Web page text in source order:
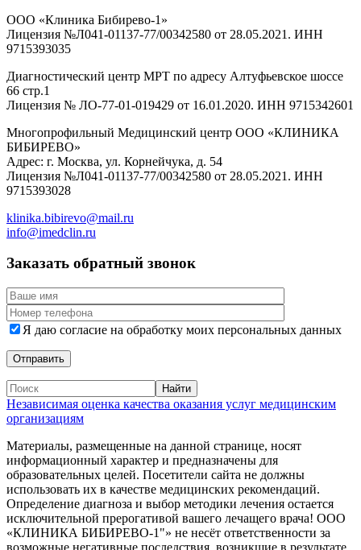
ООО «Клиника Бибирево-1»
Лицензия №Л041-01137-77/00342580 от 28.05.2021. ИНН
9715393035
Диагностический центр МРТ по адресу Алтуфьевское шоссе
66 стр.1
Лицензия № ЛО-77-01-019429 от 16.01.2020. ИНН 9715342601
Многопрофильный Медицинский центр ООО «КЛИНИКА
БИБИРЕВО»
Адрес: г. Москва, ул. Корнейчука, д. 54
Лицензия №Л041-01137-77/00342580 от 28.05.2021. ИНН
9715393028
klinika.bibirevo@mail.ru
info@imedclin.ru
Заказать обратный звонок
Я даю согласие на обработку моих персональных данных
Независимая оценка качества оказания услуг медицинским
организациям
Материалы, размещенные на данной странице, носят
информационный характер и предназначены для
образовательных целей. Посетители сайта не должны
использовать их в качестве медицинских рекомендаций.
Определение диагноза и выбор методики лечения остается
исключительной прерогативой вашего лечащего врача! ООО
«КЛИНИКА БИБИРЕВО-1"» не несёт ответственности за
возможные негативные последствия, возникшие в результате